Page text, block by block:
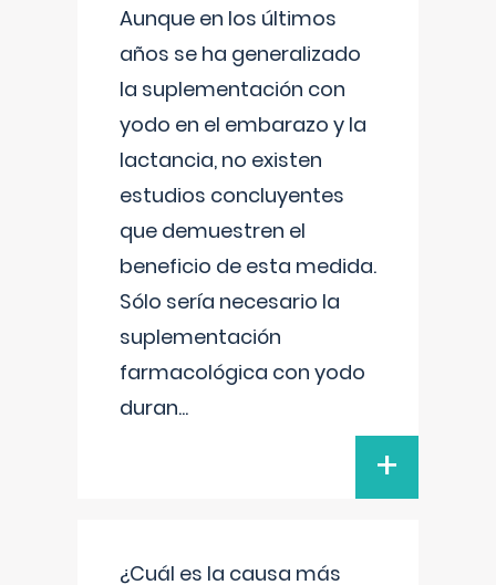
Aunque en los últimos
años se ha generalizado
la suplementación con
yodo en el embarazo y la
lactancia, no existen
estudios concluyentes
que demuestren el
beneficio de esta medida.
Sólo sería necesario la
suplementación
farmacológica con yodo
duran...
+
¿Cuál es la causa más